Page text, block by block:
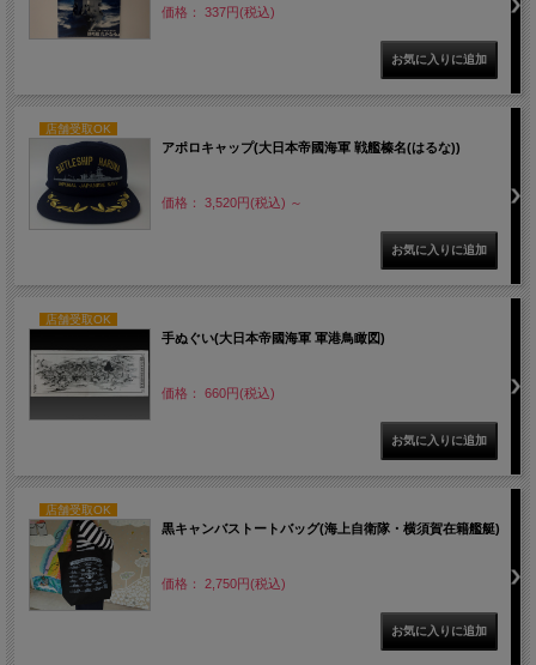
価格： 337円(税込)
店舗受取OK
アポロキャップ(大日本帝國海軍 戦艦榛名(はるな))
価格： 3,520円(税込) ～
店舗受取OK
手ぬぐい(大日本帝國海軍 軍港鳥瞰図)
価格： 660円(税込)
店舗受取OK
黒キャンバストートバッグ(海上自衛隊・横須賀在籍艦艇)
価格： 2,750円(税込)